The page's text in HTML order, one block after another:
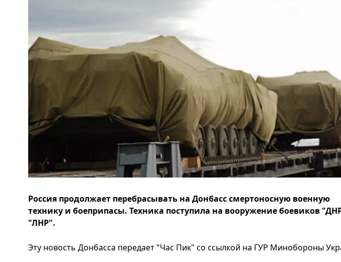
Россия продолжает перебрасывать на Донбасс смертоносную военную
технику и боеприпасы. Техника поступила на вооружение боевиков
"ЛНР".
Эту новость Донбасса передает "Час Пик" со ссылкой на ГУР Минобороны